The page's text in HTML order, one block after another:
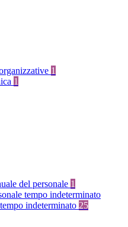
1
1
del personale 1
tempo indeterminato
indeterminato 25